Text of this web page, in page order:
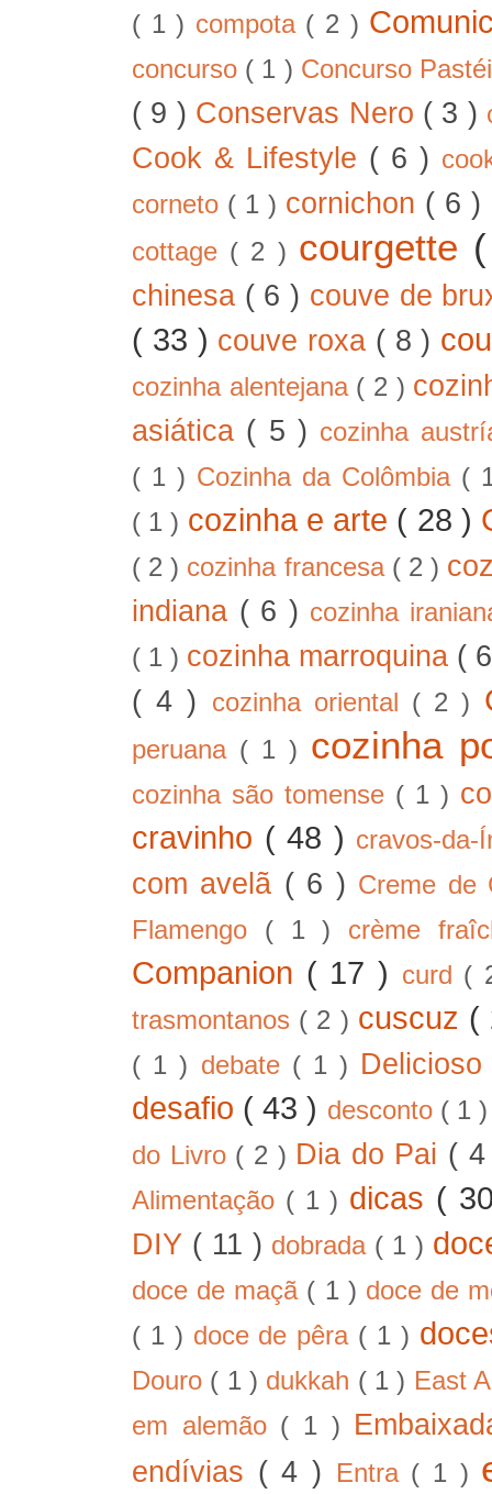
( 1 ) compota ( 2 )
concurso ( 1 ) Concurso
( 9 ) Conservas Nero ( 3 )
Cook & Lifestyle ( 6 )
corneto ( 1 ) cornichon ( 6 )
cottage ( 2 ) courgette
chinesa ( 6 ) couve de
( 33 ) couve roxa ( 8 )
cozinha alentejana ( 2 )
asiática ( 5 ) cozinha
( 1 ) Cozinha da Colômbia (
( 1 ) cozinha e arte ( 28 )
( 2 ) cozinha francesa ( 2 )
indiana ( 6 ) cozinha
( 1 ) cozinha marroquina (
( 4 )
cozinha oriental ( 2 )
peruana ( 1 ) cozinha
cozinha são tomense ( 1 )
cravinho ( 48 ) cravos-
com avelã ( 6 ) Creme de
Flamengo ( 1 ) crème
Companion ( 17 ) curd (
trasmontanos ( 2 ) cuscuz (
( 1 ) debate ( 1 )
desafio ( 43 ) desconto ( 1
do Livro ( 2 ) Dia do Pai (
Alimentação ( 1 ) dicas (
DIY ( 11 ) dobrada ( 1 )
doce de maçã ( 1 ) doce de
( 1 ) doce de pêra ( 1 )
Douro ( 1 ) dukkah ( 1 ) East
em alemão ( 1 )
endívias ( 4 ) Entra ( 1 )